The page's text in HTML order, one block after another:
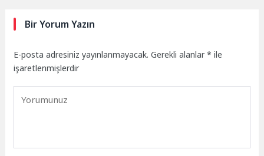
Bir Yorum Yazın
E-posta adresiniz yayınlanmayacak. Gerekli alanlar* ile
işaretlenmişlerdir